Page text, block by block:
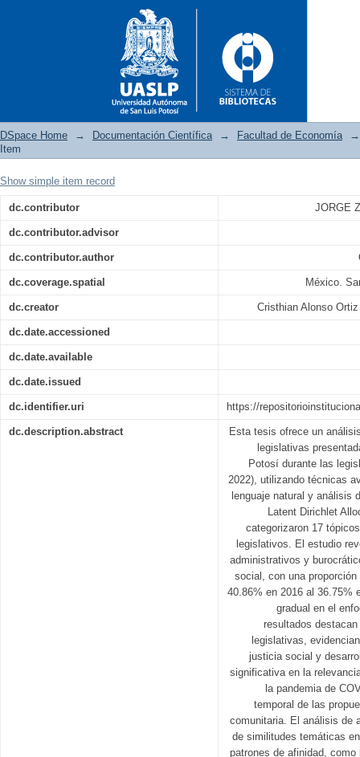
Análisis de las Propuestas
DSpace Home → Documentación Científica → Facultad de Economía
→
Item
Show simple item record
dc.contributor JORGE
dc.contributor.advisor
dc.contributor.author
dc.coverage.spatial México.
dc.creator Cristhian Alonso
dc.date.accessioned
dc.date.available
dc.date.issued
dc.identifier.uri https://
dc.description.abstract
Esta tesis ofrece un
legislativas
Potosí durante las
2022), utilizando técnicas
lenguaje natural y análisis
Latent Dirichlet
categorizaron 17
legislativos. El estudio
administrativos y
social, con una
40.86% en 2016 al 36.75%
gradual en el
resultados
legislativas,
justicia social y
significativa en la
la pandemia de
temporal de las
comunitaria. El análisis de
de similitudes temáticas
patrones de afinidad,